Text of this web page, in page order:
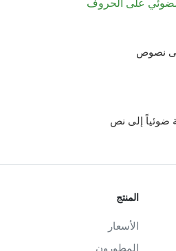
على الحروف
نصوص
إلى نص
المنتج
الأسعار
المطورون